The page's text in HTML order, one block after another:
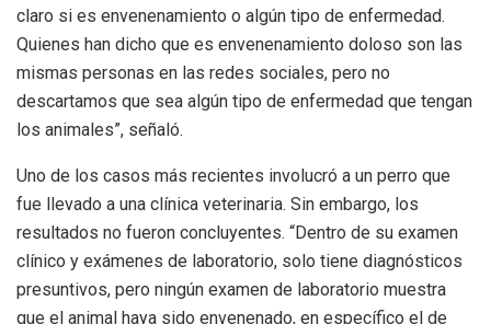
claro si es envenenamiento o algún tipo de enfermedad.
Quienes han dicho que es envenenamiento doloso son las
mismas personas en las redes sociales, pero no
descartamos que sea algún tipo de enfermedad que tengan
los animales”, señaló.
Uno de los casos más recientes involucró a un perro que
fue llevado a una clínica veterinaria. Sin embargo, los
resultados no fueron concluyentes. “Dentro de su examen
clínico y exámenes de laboratorio, solo tiene diagnósticos
presuntivos, pero ningún examen de laboratorio muestra
que el animal haya sido envenenado, en específico el de